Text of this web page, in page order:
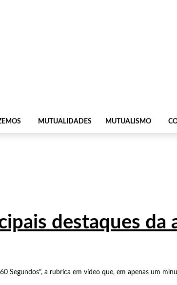
MUTUALIDADES MUTUALISMO
destaques
Segundos", a rubrica em vídeo que, em apenas um